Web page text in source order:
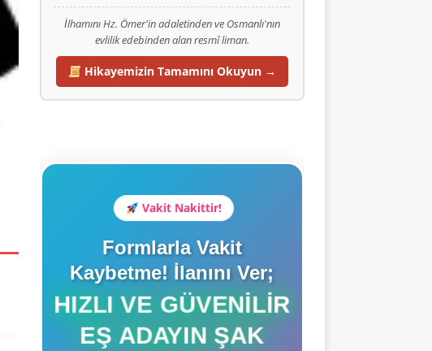
İlhamını Hz. Ömer'in adaletinden ve Osmanlı'nın
evlilik edebinden alan resmî liman.
Hikayemizin Tamamını Okuyun →
Vakit Nakittir!
Formlarla Vakit
Kaybetme! İlanını Ver;
HIZLI VE GÜVENILIR
EŞ ADAYIN ŞAK